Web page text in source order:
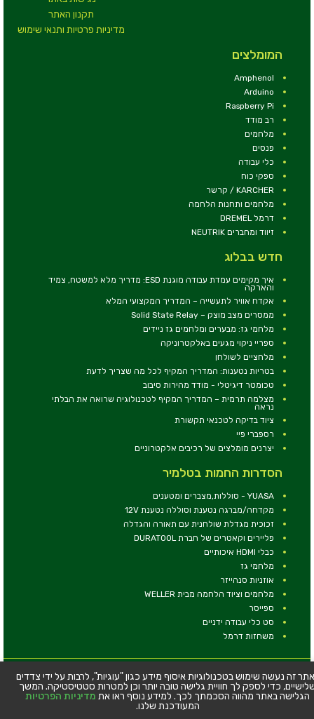
תקנון האתר
מדיניות פרטיות ותנאי שימוש
המומלצים
Amphenol
Arduino
Raspberry Pi
רב מודד
מלחמים
פנסים
כלי עבודה
ספקי כוח
KARCHER / קרשר
מלחמים ותחנות הלחמה
דרמל DREMEL
זיווד ומחברים NEUTRIK
חדש בבלוג
איך מקימים עמדת עבודה מוגנת ESD: מדריך מלא למשטח, צמיד
והארקה
אקדח אוויר לתעשייה – המדריך המקצועי המלא
ממסרים מצב מוצק – Solid State Relay
מלחמי גז: מבערים ומלחמים גז ניידים
ספריי ניקוי מגעים באלקטרוניקה
מלחציים לשולחן
בטריות נטענות: המדריך המקיף לכל מה שצריך לדעת
טכומטר דיגיטלי - מודד מהירות סיבוב
מצלמה תרמית – המדריך המקיף לטכנולוגיה שרואה את הבלתי
נראה
ציוד בדיקה לטכנאי תקשורת
רספברי פיי
יצרנים מומלצים של רכיבים אלקטרוניים
הסדרות החמות בטלמיר
YUASA - סוללות,מצברים ומטענים
מקדחה/מברגה נטענת וסוללה נטענת 12V
זכוכית מגדלת שולחנית עם תאורה והגדלה
פליירים וקאטרים של חברת DURATOOL
כבלי HDMI איכותיים
מלחמי גז
אוזניות סנהייזר
מלחמים וציוד הלחמה מבית WELLER
ספייסר
סט כלי עבודה ידניים
משחזות דרמל
© כל הזכויות שמורות - טלמיר אלקטרוניקה בע''מ
כתובת: דרך העצמאות 63, חיפה
טלפון:04-8534564
זה נעשה שימוש בטכנולוגיות איסוף מידע כגון "עוגיות", לרבות על ידי צדדים
כדי לספק לך חוויית גלישה טובה יותר וכן למטרות סטטיסטיקה. המשך
הגלישה באתר מהווה הסכמתך לכך. למידע נוסף ראו את מדיניות הפרטיות
המעודכנת שלנו.